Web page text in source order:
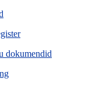
dokumendid